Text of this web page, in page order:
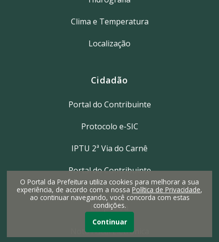
Clima e Temperatura
Localização
Cidadão
Portal do Contribuinte
Protocolo e-SIC
IPTU 2ª Via do Carnê
Portal do Contribuinte
Empresa
Nota Fiscal Eletrônica
O Portal da Prefeitura utiliza cookies para melhorar a sua
experiência, de acordo com a nossa Política de Privacidade,
ao continuar navegando, você concorda com estas
condições.
Continuar